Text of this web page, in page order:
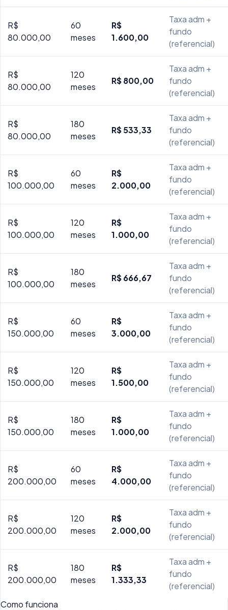
R$
80.000,00
60
meses
R$
1.600,00
Taxa adm +
fundo
(referencial)
R$
80.000,00
120
meses
R$ 800,00
Taxa adm +
fundo
(referencial)
R$
80.000,00
180
meses
R$ 533,33
Taxa adm +
fundo
(referencial)
R$
100.000,00
60
meses
R$
2.000,00
Taxa adm +
fundo
(referencial)
R$
100.000,00
120
meses
R$
1.000,00
Taxa adm +
fundo
(referencial)
R$
100.000,00
180
meses
R$ 666,67
Taxa adm +
fundo
(referencial)
R$
150.000,00
60
meses
R$
3.000,00
Taxa adm +
fundo
(referencial)
R$
150.000,00
120
meses
R$
1.500,00
Taxa adm +
fundo
(referencial)
R$
150.000,00
180
meses
R$
1.000,00
Taxa adm +
fundo
(referencial)
R$
200.000,00
60
meses
R$
4.000,00
Taxa adm +
fundo
(referencial)
R$
200.000,00
120
meses
R$
2.000,00
Taxa adm +
fundo
(referencial)
R$
200.000,00
180
meses
R$
1.333,33
Taxa adm +
fundo
(referencial)
Como funciona